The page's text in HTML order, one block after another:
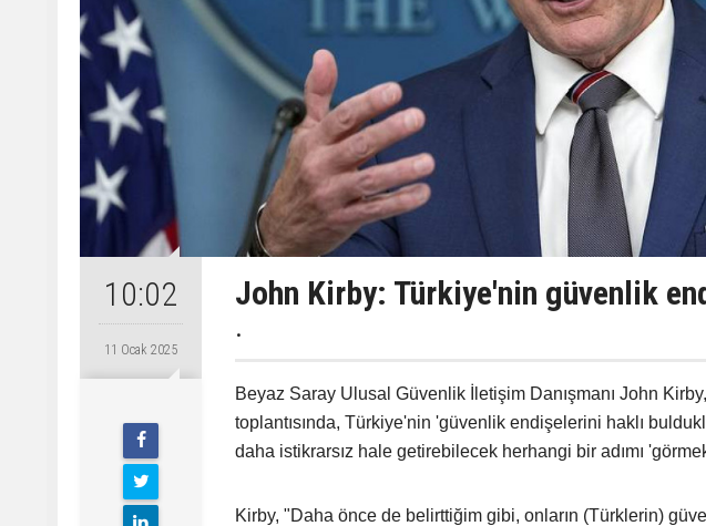
10:02
11 Ocak 2025
John Kirby: Türkiye'nin güvenlik
.
Beyaz Saray Ulusal Güvenlik İletişim Danışmanı John
toplantısında, Türkiye'nin 'güvenlik endişelerini haklı
daha istikrarsız hale getirebilecek herhangi bir adımı
Kirby, "Daha önce de belirttiğim gibi, onların (Türklerin)